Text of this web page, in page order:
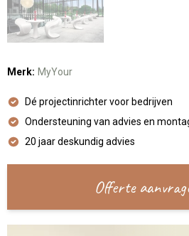
Merk: MyYour
Dé projectinrichter voor bedrijven
Ondersteuning van advies en
20 jaar deskundig advies
Offerte